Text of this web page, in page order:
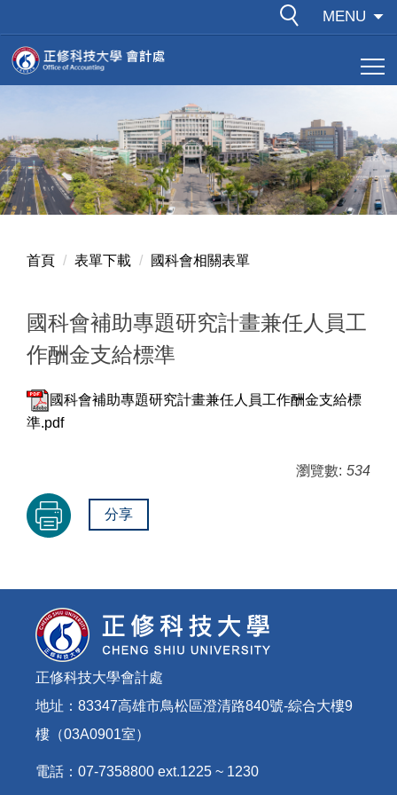
到
主
要
區
MENU
首頁 表單下載 國科會相關表單
國科會補助專題研究計畫兼任人員工
作酬金支給標準
國科會補助專題研究計畫兼任人員工作酬金支給標
準.pdf
瀏覽數: 534
分享
正修科技大學會計處
地址：83347高雄市鳥松區澄清路840號-綜合大樓9
樓（03A0901室）
電話：07-7358800 ext.1225 ~ 1230